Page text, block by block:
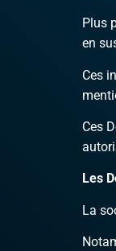
Plus
en
Ces
Ces
Les
La